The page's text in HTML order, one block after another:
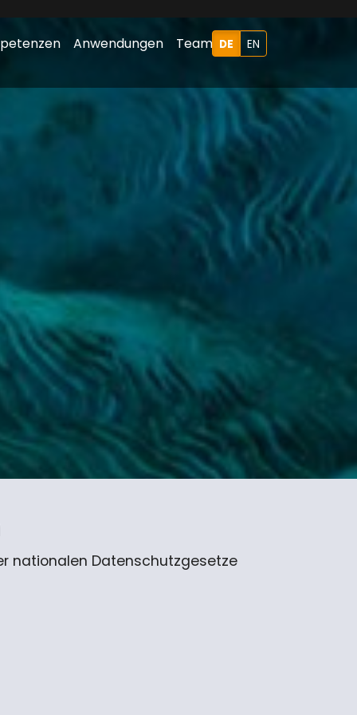
Anwendungen Team DE EN
nationalen Datenschutzgesetze